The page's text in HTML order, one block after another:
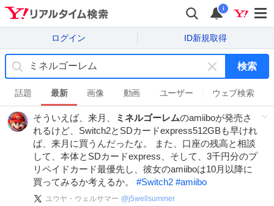
i
ログイン ID新規取得
キ
ー
ワ
ー
ド
を
消
す
検索
話題 最新 画像 動画 ユーザー ウェブ検索
そういえば、来月、 ミネルゴーレムのamiiboが発売さ
れるけど、Switch2とSDカードexpress512GBも早けれ
ば、来月に買うんだったな。 また、口座の残高と相談
して、本体とSDカードexpress、そして、3千円分のプ
リペイドカード最優先し、彼女のamiiboは10月以降に
買ってみるか考えるか。 #Switch2 #amiibo
ユウヤ・ウェルサマー @j5wellsummer